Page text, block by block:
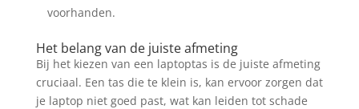
voorhanden.
Het belang van de juiste afmeting
Bij het kiezen van een laptoptas is de juiste afmeting
cruciaal. Een tas die te klein is, kan ervoor zorgen dat
je laptop niet goed past, wat kan leiden tot schade